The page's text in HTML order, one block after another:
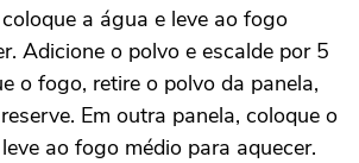
a água e leve ao fogo
Adicione o polvo e escalde por 5
o fogo, retire o polvo da panela,
Em outra panela, coloque o
ao fogo médio para aquecer.